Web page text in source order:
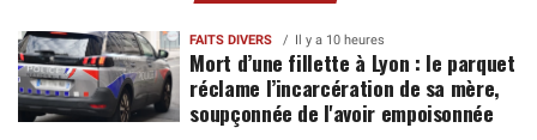
FAITS DIVERS Il y a 10 heures
Mort d’une fillette à Lyon : le parquet
réclame l’incarcération de sa mère,
soupçonnée de l'avoir empoisonnée